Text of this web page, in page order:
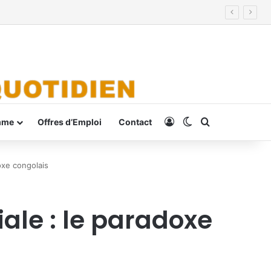
Offres d’Emploi Contact ConnexionSwitch skin
congolais
: le paradoxe